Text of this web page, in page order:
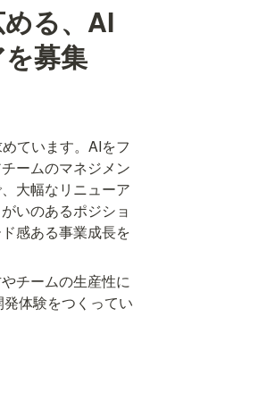
る、AI
募集
ています。AIをフ
ームのマネジメン
大幅なリニューア
いのあるポジショ
感ある事業成長を
チームの生産性に
体験をつくってい